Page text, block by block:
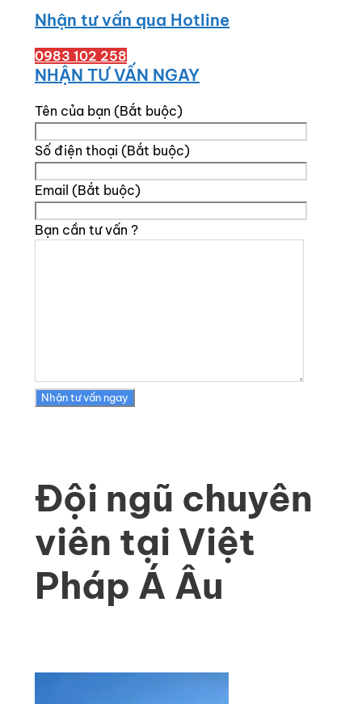
Nhận tư vấn qua Hotline
0983 102 258
NHẬN TƯ VẤN NGAY
Tên của bạn (Bắt buộc)
Số điện thoại (Bắt buộc)
Email (Bắt buộc)
Bạn cần tư vấn ?
Đội ngũ chuyên
viên tại Việt
Pháp Á Âu